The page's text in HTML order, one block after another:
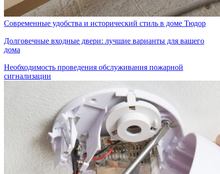
Современные удобства и исторический стиль в доме Тюдор
Долговечные входные двери: лучшие варианты для вашего
дома
Необходимость проведения обслуживания пожарной
сигнализации